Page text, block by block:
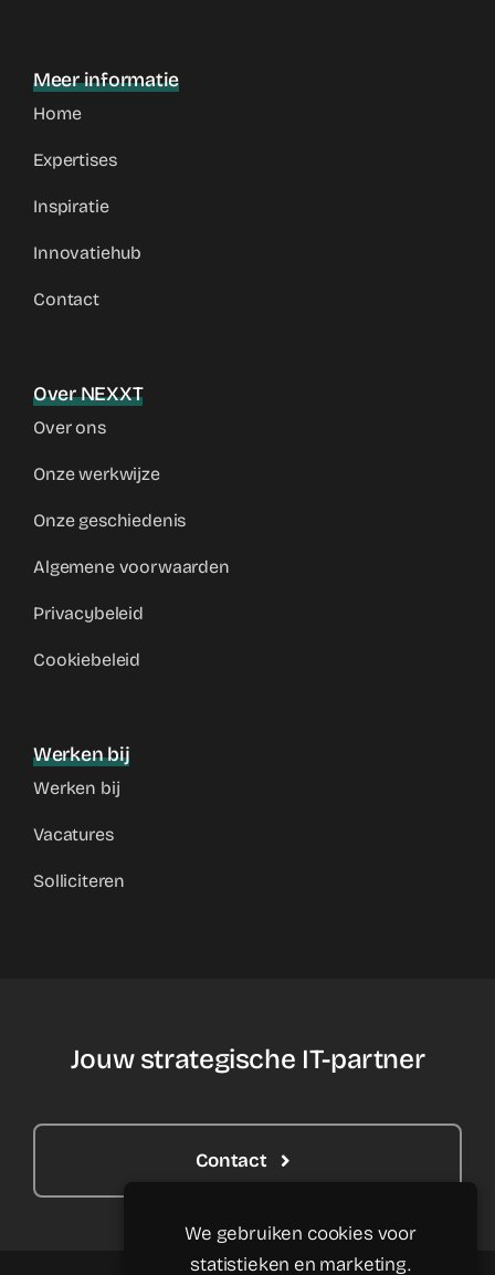
We gebruiken cookies voor
statistieken en marketing.
Meer informatie
Home
Expertises
Inspiratie
Innovatiehub
Contact
Over NEXXT
Over ons
Onze werkwijze
Onze geschiedenis
Algemene voorwaarden
Privacybeleid
Cookiebeleid
Werken bij
Werken bij
Vacatures
Solliciteren
Jouw strategische IT-partner
Contact